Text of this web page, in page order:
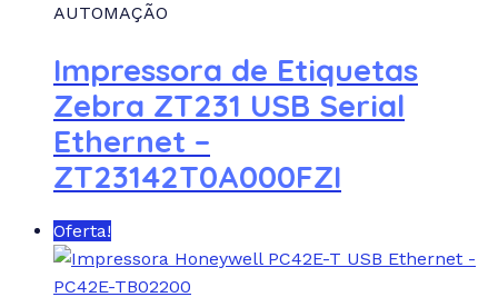
AUTOMAÇÃO
Impressora de Etiquetas
Zebra ZT231 USB Serial
Ethernet –
ZT23142T0A000FZI
Oferta!